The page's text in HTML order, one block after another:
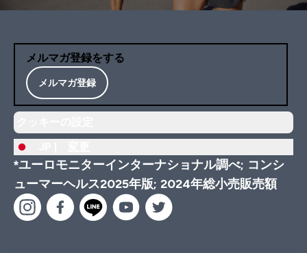
メルマガ登録をする
メルマガ登録
*ユーロモニターインターナショナル調べ; コンシ
ューマーヘルス2025年版; 2024年総小売販売額